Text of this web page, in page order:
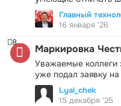
Главный
16 января '26
Маркировка
Уважаемые коллеги
уже подал заявку
8
Lyal_chek
15 декабря '25